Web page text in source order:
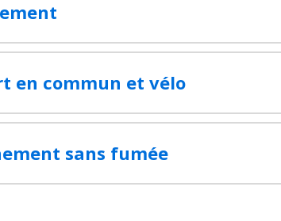
en commun et vélo
sans fumée